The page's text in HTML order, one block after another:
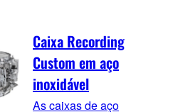
Caixa Recording
Custom em aço
inoxidável
As caixas de aço